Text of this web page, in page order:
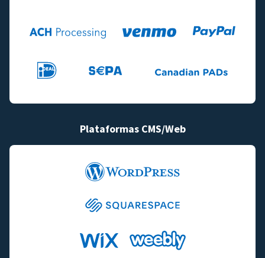
Plataformas CMS/Web